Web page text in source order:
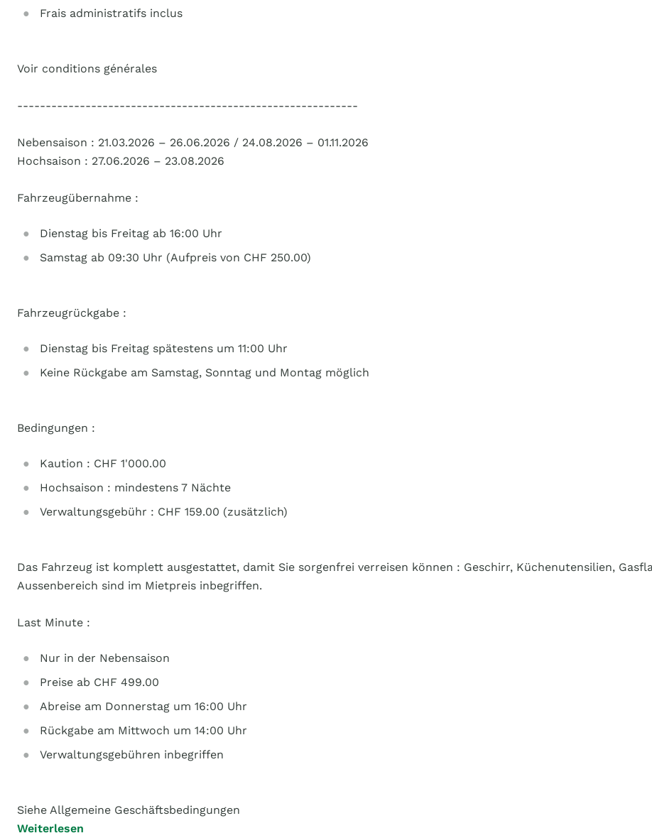
Frais administratifs inclus
Voir conditions générales
------------------------------------------------------------
Nebensaison : 21.03.2026 – 26.06.2026 / 24.08.2026 – 01.11.2026
Hochsaison : 27.06.2026 – 23.08.2026
Fahrzeugübernahme :
Dienstag bis Freitag ab 16:00 Uhr
Samstag ab 09:30 Uhr (Aufpreis von CHF 250.00)
Fahrzeugrückgabe :
Dienstag bis Freitag spätestens um 11:00 Uhr
Keine Rückgabe am Samstag, Sonntag und Montag möglich
Bedingungen :
Kaution : CHF 1'000.00
Hochsaison : mindestens 7 Nächte
Verwaltungsgebühr : CHF 159.00 (zusätzlich)
Das Fahrzeug ist komplett ausgestattet, damit Sie sorgenfrei verreisen können : Geschirr, Küchenutensilien,
Aussenbereich sind im Mietpreis inbegriffen.
Last Minute :
Nur in der Nebensaison
Preise ab CHF 499.00
Abreise am Donnerstag um 16:00 Uhr
Rückgabe am Mittwoch um 14:00 Uhr
Verwaltungsgebühren inbegriffen
Siehe Allgemeine Geschäftsbedingungen
Weiterlesen